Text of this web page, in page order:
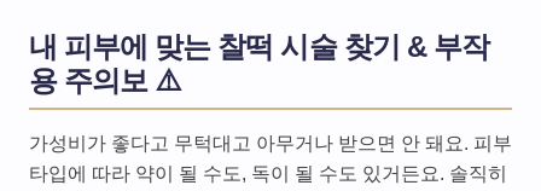
내 피부에 맞는 찰떡 시술 찾기 & 부작
용 주의보 ⚠️
가성비가 좋다고 무턱대고 아무거나 받으면 안 돼요. 피부
타입에 따라 약이 될 수도, 독이 될 수도 있거든요. 솔직히